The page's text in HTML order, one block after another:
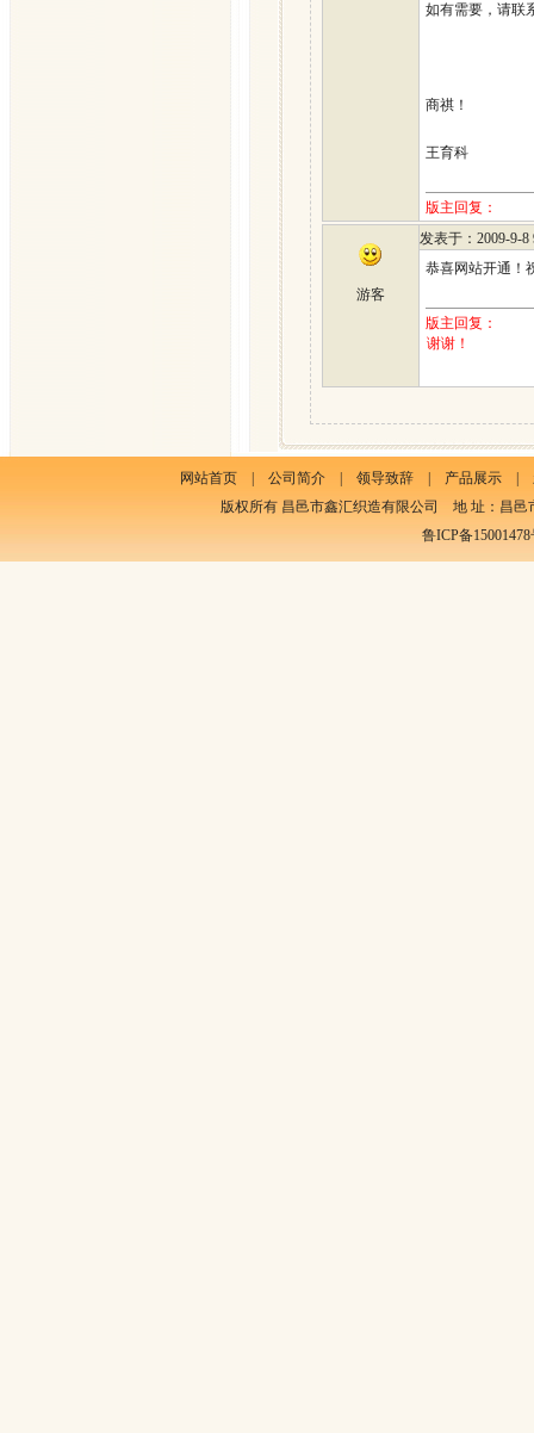
如有需要，请联
商祺！
王育科
版主回复 ：
游客
发表于：2009-9-8
恭喜网站开通！
版主回复 ：
谢谢！
网站首页| 公司简介| 领导致辞| 产品展示|
版权所有 昌邑市鑫汇织造有限公司 地 址：昌邑
鲁ICP备15001478